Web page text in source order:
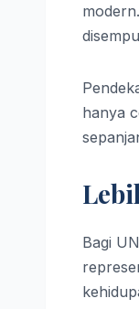
hanya
Bagi